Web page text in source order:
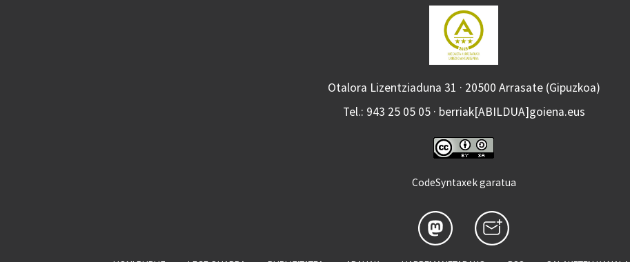
Otalora Lizentziaduna 31 · 20500 Arrasate (Gipuzkoa)
Tel.: 943 25 05 05 · berriak[ABILDUA]goiena.eus
CodeSyntaxek garatua